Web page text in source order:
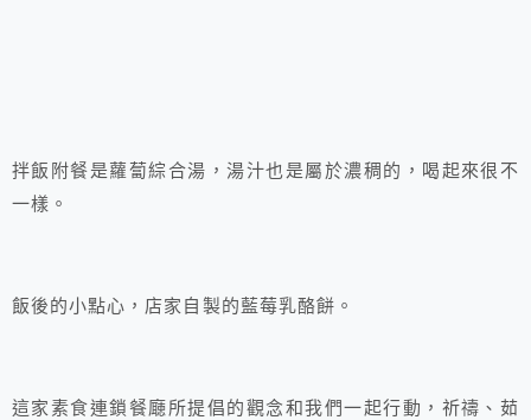
拌飯附餐是蘿蔔綜合湯，湯汁也是屬於濃稠的，喝起來很不
一樣。
飯後的小點心，店家自製的藍莓乳酪餅。
這家素食連鎖餐廰所提倡的觀念和我們一起行動，祈禱、茹